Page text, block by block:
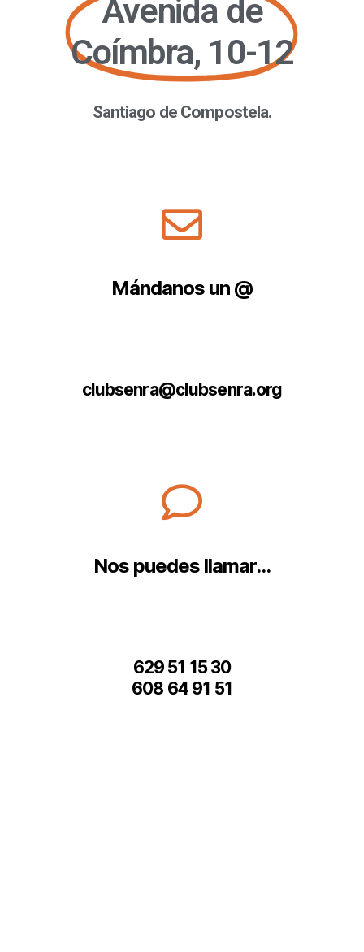
Avenida de
Coímbra, 10-12
Santiago de Compostela.
Mándanos un @
clubsenra@clubsenra.org
Nos puedes llamar...
629 51 15 30
608 64 91 51